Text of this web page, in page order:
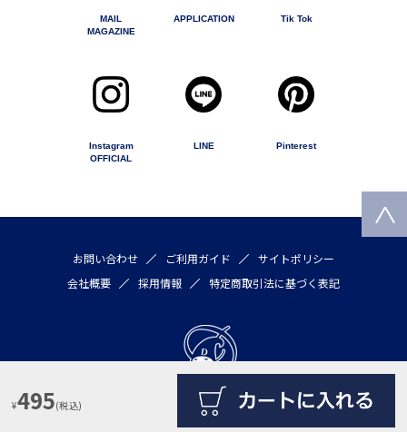
¥495(税込)
MAIL
MAGAZINE
APPLICATION Tik Tok
Instagram
OFFICIAL
LINE Pinterest
お問い合わせ ご利用ガイド
サイトポリシー
会社概要
採用情報 特定商取引法に基づく表記
Copyright © 2020 by DULTON COMPANY LIMITED All rights reserved